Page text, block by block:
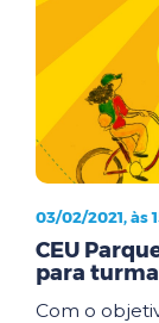
03/02/2021, às
CEU
para
Com o